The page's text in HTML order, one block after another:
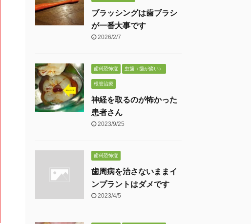
ブラッシングは歯ブラシ
が一番大事です
2026/2/7
歯科恐怖症 虫歯（歯が痛い）
根管治療
神経を取るのが怖かった
患者さん
2023/9/25
歯科恐怖症
歯周病を治さないままイ
ンプラントはダメです
2023/4/5